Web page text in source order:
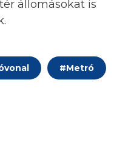
állomásokat is
#Metró